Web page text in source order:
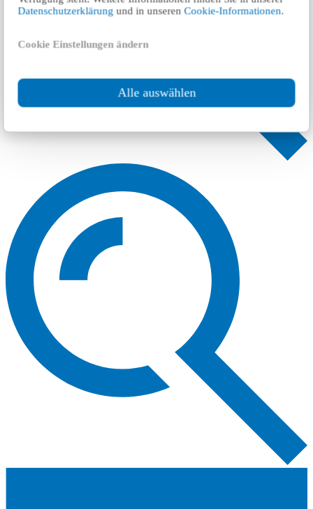
Datenschutzerklärung und in unserenCookie-Informationen.
Cookie Einstellungen ändern
Alle auswählen